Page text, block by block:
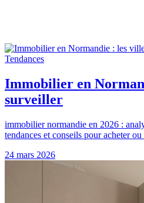
Tendances
Immobilier en
surveiller
immobilier normandie en 2026 :
tendances et conseils pour acheter
24 mars 2026